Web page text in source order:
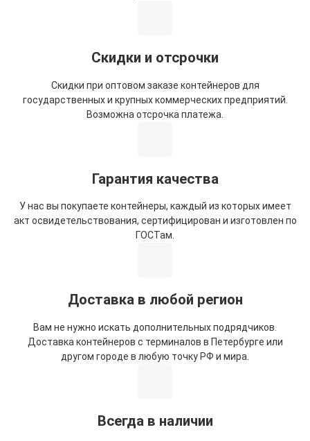
Скидки и отсрочки
Скидки при оптовом заказе контейнеров для
государственных и крупных коммерческих предприятий.
Возможна отсрочка платежа.
Гарантия качества
У нас вы покупаете контейнеры, каждый из которых имеет
акт освидетельствования, сертифицирован и изготовлен по
ГОСТам.
Доставка в любой регион
Вам не нужно искать дополнительных подрядчиков.
Доставка контейнеров с терминалов в Петербурге или
другом городе в любую точку РФ и мира.
Всегда в наличии